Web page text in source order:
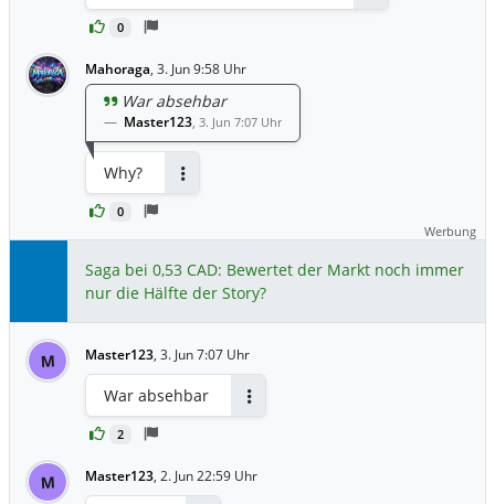
0
Mahoraga, 3. Jun 9:58 Uhr
0
War absehbar
Master123, 3. Jun 7:07 Uhr
Why?
Werbung
Saga bei 0,53 CAD: Bewertet der Markt noch immer
nur die Hälfte der Story?
M Master123, 3. Jun 7:07 Uhr
2
War absehbar
M Master123, 2. Jun 22:59 Uhr